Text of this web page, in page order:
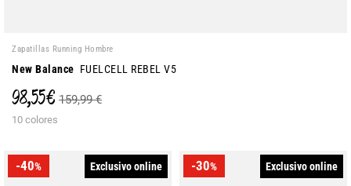
Zapatillas Running Hombre
New Balance FUELCELL REBEL V5
98,55 € 159,99 €
10 colores
-40% Exclusivo online -30% Exclusivo online